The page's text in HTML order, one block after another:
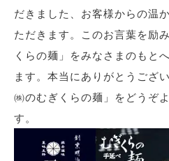
プ
だきました、お客様からの温
ただきます。このお言葉を励
くらの麺」をみなさまのもと
ます。本当にありがとうござ
㈱のむぎくらの麺」をどうぞ
す。